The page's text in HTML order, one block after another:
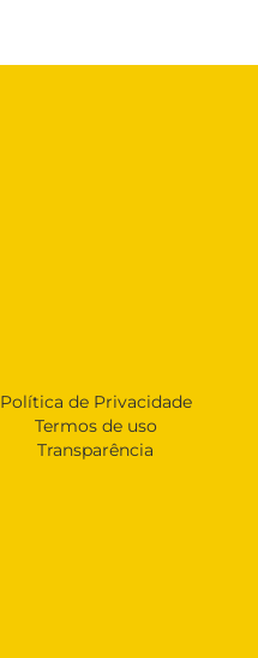
Política de Privacidade
Termos de uso
Transparência